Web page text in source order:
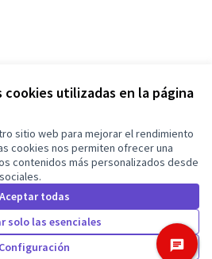
utilizadas en la página
sitio web para mejorar el rendimiento
cookies nos permiten ofrecer una
contenidos más personalizados desde
Aceptar todas
solo las esenciales
Configuración
en Instagram
Comú en YouTube
con software libre.
Con
(Enlace